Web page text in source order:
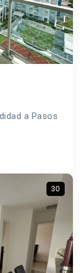
a Pasos
30